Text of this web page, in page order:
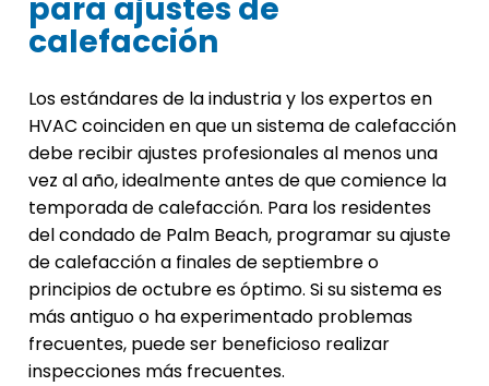
para ajustes de
calefacción
Los estándares de la industria y los expertos en
HVAC coinciden en que un sistema de calefacción
debe recibir ajustes profesionales al menos una
vez al año, idealmente antes de que comience la
temporada de calefacción. Para los residentes
del condado de Palm Beach, programar su ajuste
de calefacción a finales de septiembre o
principios de octubre es óptimo. Si su sistema es
más antiguo o ha experimentado problemas
frecuentes, puede ser beneficioso realizar
inspecciones más frecuentes.